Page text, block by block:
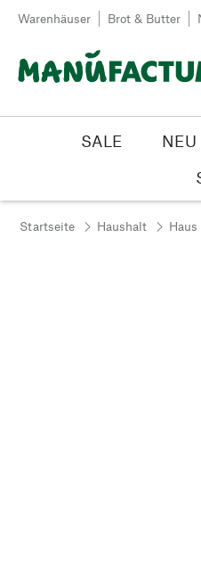
Zum Inhalt springen
Warenhäuser Brot & Butter
SALE NEU
Startseite Haushalt